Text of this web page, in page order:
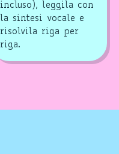
incluso), leggila con
la sintesi vocale e
risolvila riga per
riga.